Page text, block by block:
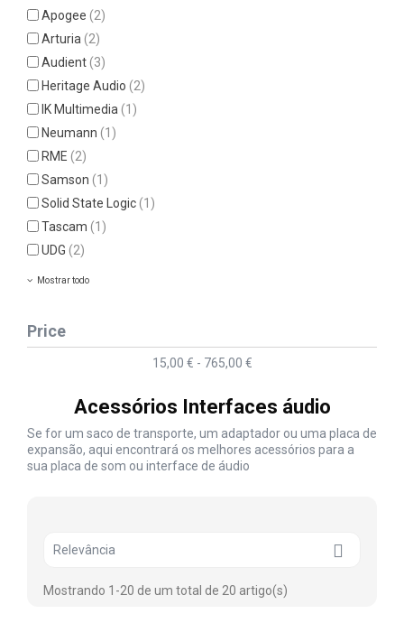
Apogee(2)
Arturia(2)
Audient(3)
Heritage Audio(2)
IK Multimedia(1)
Neumann(1)
RME(2)
Samson(1)
Solid State Logic(1)
Tascam(1)
UDG(2)
Mostrar todo
Price
15,00 € - 765,00 €
Acessórios Interfaces áudio
Se for um saco de transporte, um adaptador ou uma placa de
expansão, aqui encontrará os melhores acessórios para a
sua placa de som ou interface de áudio
Relevância 
Mostrando 1-20 de um total de 20 artigo(s)